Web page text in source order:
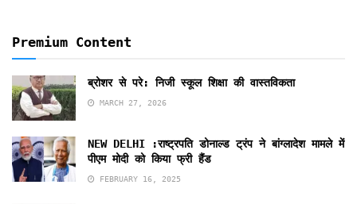
Premium Content
ब्रोशर से परे: निजी स्कूल शिक्षा की वास्तविकता
MARCH 27, 2026
NEW DELHI :राष्ट्रपति डोनाल्ड ट्रंप ने बांग्लादेश मामले में
पीएम मोदी को किया फ्री हैंड
FEBRUARY 16, 2025